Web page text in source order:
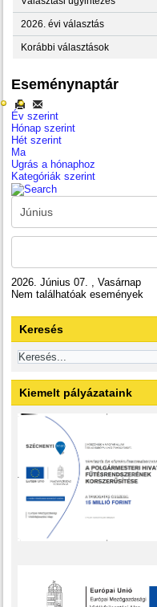
2026. évi választás
Korábbi választások
Eseménynaptár
Év szerint
Hónap szerint
Hét szerint
Ma
Ugrás a hónaphoz
Kategóriák szerint
2026. Június 07. , Vasárnap
Nem találhatóak események
Keresés
Kiemelt pályázataink